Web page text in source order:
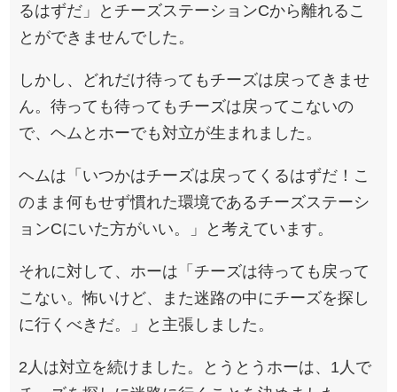
るはずだ」とチーズステーションCから離れるこ
とができませんでした。
しかし、どれだけ待ってもチーズは戻ってきませ
ん。待っても待ってもチーズは戻ってこないの
で、ヘムとホーでも対立が生まれました。
ヘムは「いつかはチーズは戻ってくるはずだ！こ
のまま何もせず慣れた環境であるチーズステーシ
ョンCにいた方がいい。」と考えています。
それに対して、ホーは「チーズは待っても戻って
こない。怖いけど、また迷路の中にチーズを探し
に行くべきだ。」と主張しました。
2人は対立を続けました。とうとうホーは、1人で